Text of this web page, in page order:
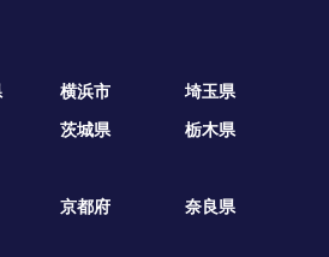
横浜市
埼玉県
茨城県 栃木県
京都府
奈良県